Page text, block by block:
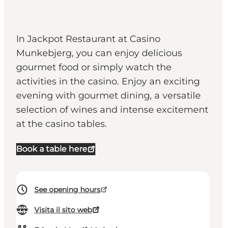
In Jackpot Restaurant at Casino
Munkebjerg, you can enjoy delicious
gourmet food or simply watch the
activities in the casino. Enjoy an exciting
evening with gourmet dining, a versatile
selection of wines and intense excitement
at the casino tables.
Book a table here
See opening hours
Visita il sito web